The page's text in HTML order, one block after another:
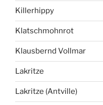
Killerhippy
Klatschmohnrot
Klausbernd Vollmar
Lakritze
Lakritze (Antville)